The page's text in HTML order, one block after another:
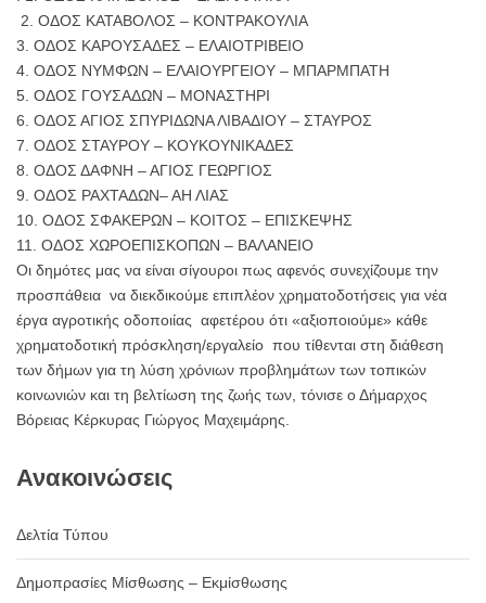
2. ΟΔΟΣ ΚΑΤΑΒΟΛΟΣ – ΚΟΝΤΡΑΚΟΥΛΙΑ
3. ΟΔΟΣ ΚΑΡΟΥΣΑΔΕΣ – ΕΛΑΙΟΤΡΙΒΕΙΟ
4. ΟΔΟΣ ΝΥΜΦΩΝ – ΕΛΑΙΟΥΡΓΕΙΟΥ – ΜΠΑΡΜΠΑΤΗ
5. ΟΔΟΣ ΓΟΥΣΑΔΩΝ – ΜΟΝΑΣΤΗΡΙ
6. ΟΔΟΣ ΑΓΙΟΣ ΣΠΥΡΙΔΩΝΑ ΛΙΒΑΔΙΟΥ – ΣΤΑΥΡΟΣ
7. ΟΔΟΣ ΣΤΑΥΡΟΥ – ΚΟΥΚΟΥΝΙΚΑΔΕΣ
8. ΟΔΟΣ ΔΑΦΝΗ – ΑΓΙΟΣ ΓΕΩΡΓΙΟΣ
9. ΟΔΟΣ ΡΑΧΤΑΔΩΝ– ΑΗ ΛΙΑΣ
10. ΟΔΟΣ ΣΦΑΚΕΡΩΝ – ΚΟΙΤΟΣ – ΕΠΙΣΚΕΨΗΣ
11. ΟΔΟΣ ΧΩΡΟΕΠΙΣΚΟΠΩΝ – ΒΑΛΑΝΕΙΟ
Οι δημότες μας να είναι σίγουροι πως αφενός συνεχίζουμε την
προσπάθεια να διεκδικούμε επιπλέον χρηματοδοτήσεις για νέα
έργα αγροτικής οδοποιίας αφετέρου ότι «αξιοποιούμε» κάθε
χρηματοδοτική πρόσκληση/εργαλείο που τίθενται στη διάθεση
των δήμων για τη λύση χρόνιων προβλημάτων των τοπικών
κοινωνιών και τη βελτίωση της ζωής των, τόνισε ο Δήμαρχος
Βόρειας Κέρκυρας Γιώργος Μαχειμάρης.
Ανακοινώσεις
Δελτία Τύπου
Δημοπρασίες Μίσθωσης – Εκμίσθωσης